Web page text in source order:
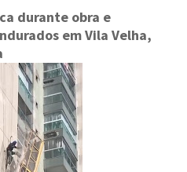
durante obra e
em Vila Velha,